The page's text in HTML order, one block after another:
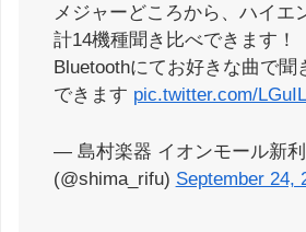
メジャーどころから、ハイエ
計14機種聞き比べできます！
Bluetoothにてお好きな曲で聞
できます pic.twitter.com/
— 島村楽器 イオンモール新
(@shima_rifu) September 24,